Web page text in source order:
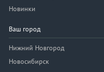
Новинки
Ваш город
Нижний Новгород
Новосибирск